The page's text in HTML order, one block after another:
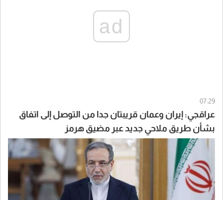
ad
07:29
عراقجي: إيران وعمان قريبتان جدا من التوصل إلى اتفاق
بشأن طريق ملاحي جديد عبر مضيق هرمز